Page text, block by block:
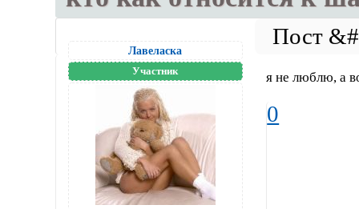
Лавеласка
Участник я не люблю, а
0